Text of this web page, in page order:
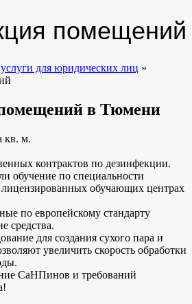
помещений
для юридических лиц »
в Тюмени
кв. м.
контрактов по дезинфекции.
обучение по специальности
обучающих центрах
по европейскому стандарту
средства.
для создания сухого пара и
увеличить скорость обработки
СаНПинов и требований